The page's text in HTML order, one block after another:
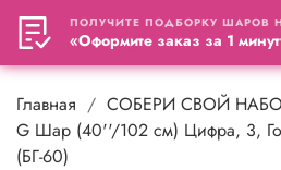
Главная СОБЕРИ СВОЙ
G Шар (40''/102 см) Цифра, 3,
(БГ-60)
«Оформите заказ за 1